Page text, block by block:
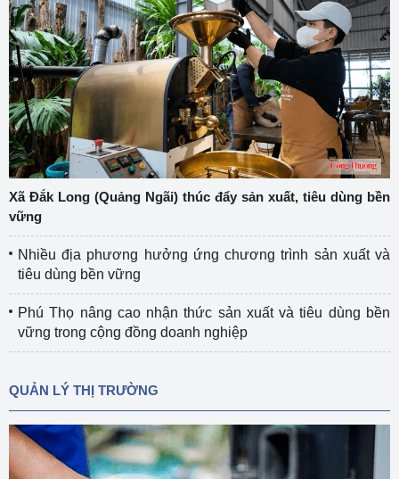
Xã Đắk Long (Quảng Ngãi) thúc đẩy sản xuất, tiêu dùng bền
vững
Nhiều địa phương hưởng ứng chương trình sản xuất và
tiêu dùng bền vững
Phú Thọ nâng cao nhận thức sản xuất và tiêu dùng bền
vững trong cộng đồng doanh nghiệp
QUẢN LÝ THỊ TRƯỜNG